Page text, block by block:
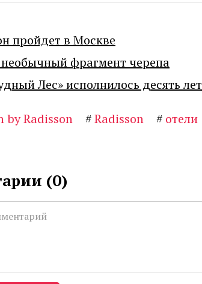
пройдет в Москве
фрагмент черепа
Лес» исполнилось десять лет
by Radisson #Radisson # отели
(0)